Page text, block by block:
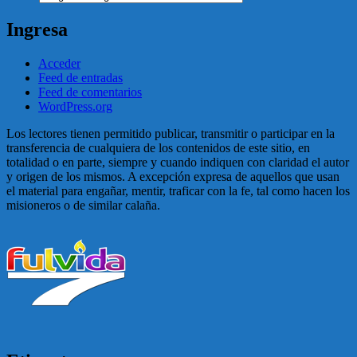
Ingresa
Acceder
Feed de entradas
Feed de comentarios
WordPress.org
Los lectores tienen permitido publicar, transmitir o participar en la
transferencia de cualquiera de los contenidos de este sitio, en
totalidad o en parte, siempre y cuando indiquen con claridad el autor
y origen de los mismos. A excepción expresa de aquellos que usan
el material para engañar, mentir, traficar con la fe, tal como hacen los
misioneros o de similar calaña.